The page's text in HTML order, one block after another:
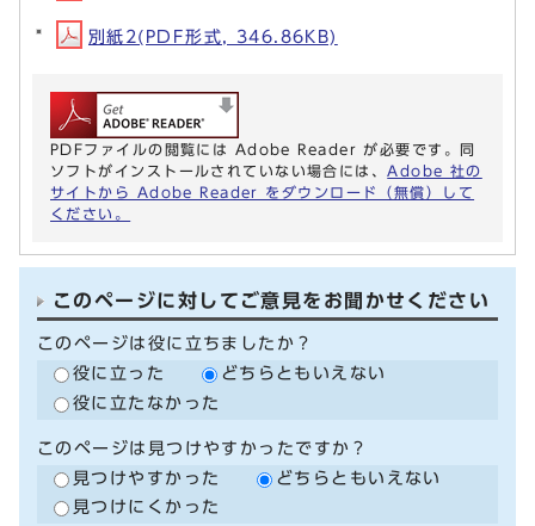
別紙2(PDF形式, 346.86KB)
PDFファイルの閲覧には Adobe Reader が必要です。同
ソフトがインストールされていない場合には、Adobe 社の
サイトから Adobe Reader をダウンロード（無償）して
ください。
このページに対してご意見をお聞かせください
このページは役に立ちましたか？
役に立った
どちらともいえない
役に立たなかった
このページは見つけやすかったですか？
見つけやすかった
どちらともいえない
見つけにくかった